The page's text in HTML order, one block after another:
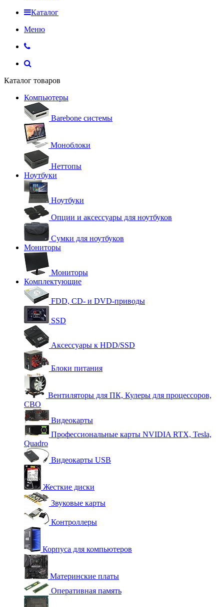
Каталог
Меню
Каталог товаров
Компьютеры
Barebone системы
Моноблоки
Неттопы
Ноутбуки
Ноутбуки
Опции и аксессуары для ноутбуков
Сумки для ноутбуков
Мониторы
Мониторы
Комплектующие
FDD, CD- и DVD-приводы
SSD
Аксессуары к HDD/SSD
Блоки питания
Вентиляторы для ПК, Кулеры для процессоров,
СВО
Видеокарты
Профессиональные карты NVIDIA RTX, Tesla,
Quadro
Видеокарты USB
Жесткие диски
Звуковые карты
Контроллеры
Корпуса для компьютеров
Материнские платы
Оперативная память